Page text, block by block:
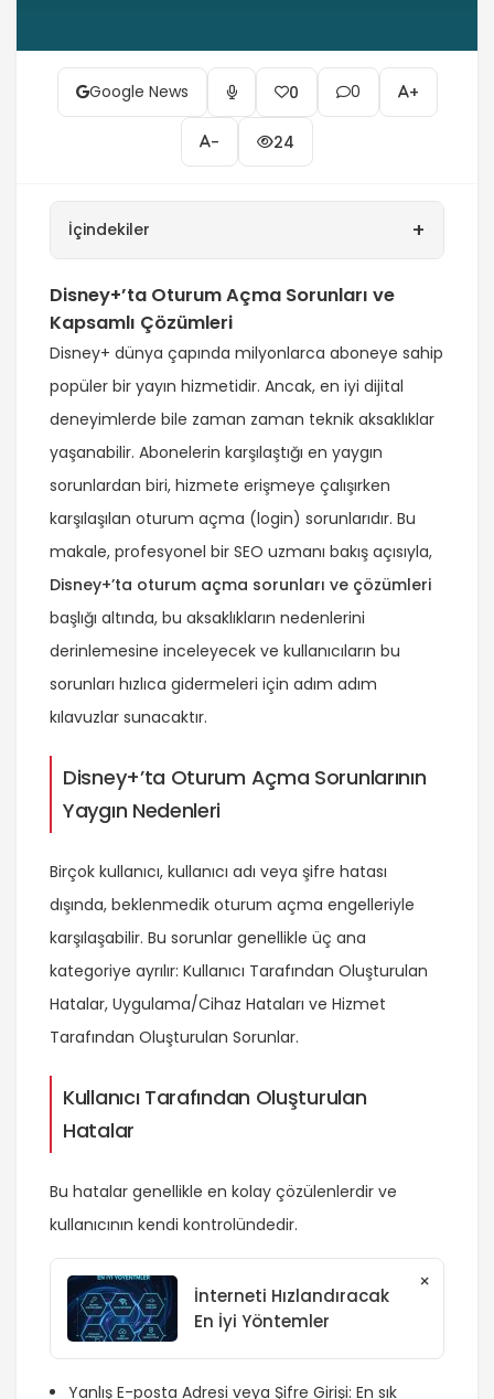
Google News 0 0 +
- 24
İçindekiler +
Disney+’ta Oturum Açma Sorunları ve
Kapsamlı Çözümleri
Disney+ dünya çapında milyonlarca aboneye sahip
popüler bir yayın hizmetidir. Ancak, en iyi dijital
deneyimlerde bile zaman zaman teknik aksaklıklar
yaşanabilir. Abonelerin karşılaştığı en yaygın
sorunlardan biri, hizmete erişmeye çalışırken
karşılaşılan oturum açma (login) sorunlarıdır. Bu
makale, profesyonel bir SEO uzmanı bakış açısıyla,
Disney+’ta oturum açma sorunları ve çözümleri
başlığı altında, bu aksaklıkların nedenlerini
derinlemesine inceleyecek ve kullanıcıların bu
sorunları hızlıca gidermeleri için adım adım
kılavuzlar sunacaktır.
Disney+’ta Oturum Açma Sorunlarının
Yaygın Nedenleri
Birçok kullanıcı, kullanıcı adı veya şifre hatası
dışında, beklenmedik oturum açma engelleriyle
karşılaşabilir. Bu sorunlar genellikle üç ana
kategoriye ayrılır: Kullanıcı Tarafından Oluşturulan
Hatalar, Uygulama/Cihaz Hataları ve Hizmet
Tarafından Oluşturulan Sorunlar.
Kullanıcı Tarafından Oluşturulan
Hatalar
Bu hatalar genellikle en kolay çözülenlerdir ve
kullanıcının kendi kontrolündedir.
İnterneti Hızlandıracak
En İyi Yöntemler
×
Yanlış E-posta Adresi veya Şifre Girişi: En sık